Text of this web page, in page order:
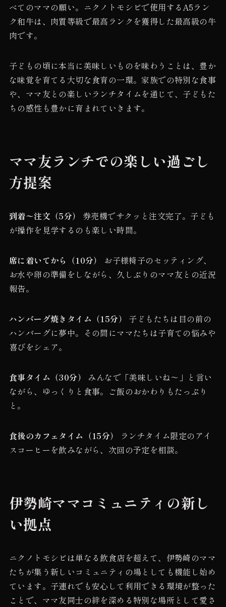
べてのママの願い。ニクノトモシビで使用するA5ラン
ク和牛は、肉質等級で最高ランクを獲得した最高級の牛
肉です。
子どもの頃に本当に美味しいものを味わうことは、豊か
な味覚を育てる大切な食育の一環。家族での特別な食事
や、ママ友との楽しいランチタイムを通じて、子どもた
ちの感性も豊かに育まれていきます。
ママ友ランチでの楽しい過ごし
方提案
到着〜注文（5分）
券売機でサクッと注文完了。子ども
が操作を見学するのも楽しい時間。
席に着いてから（10分）
お子様椅子のセッティング、
お水や卵の準備をしながら、久しぶりのママ友との近況
報告。
ハンバーグ焼きタイム（15分）
子どもたちは目の前の
ハンバーグに夢中。その間にママたちは子育ての悩みや
喜びをシェア。
食事タイム（30分）
みんなで「美味しいね〜」と言い
ながら、ゆっくりと食事。ご飯のおかわりもたっぷり
と。
食後のカフェタイム（15分）
ランチタイム限定のアイ
スコーヒーを飲みながら、次回の予定を相談。
伊勢崎ママコミュニティの新し
い拠点
ニクノトモシビは単なる飲食店を超えて、伊勢崎のママ
たちが集う新しいコミュニティの場としても機能し始め
ています。子連れでも安心して利用できる環境が整った
ことで、ママ友同士の絆を深める特別な場所として愛さ